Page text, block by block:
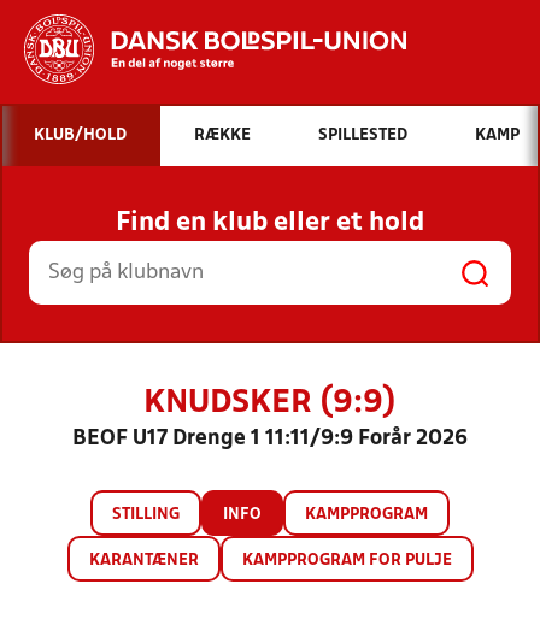
Hvad vil du søge efter?
INDHOLD OG NYHEDER
STILLINGER, RESULTATER, KLUBBER OG
HOLD
KLUB/HOLD RÆKKE SPILLESTED KAMP
Find en klub eller et hold
KNUDSKER (9:9)
BEOF U17 Drenge 1 11:11/9:9 Forår 2026
STILLING INFO KAMPPROGRAM
KARANTÆNER KAMPPROGRAM FOR PULJE